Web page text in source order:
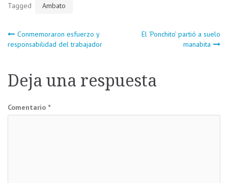
Tagged Ambato
Navegación
entradas
Conmemoraron esfuerzo y
responsabilidad del trabajador
El ‘Ponchito’ partió a suelo
manabita
Deja una respuesta
Comentario *